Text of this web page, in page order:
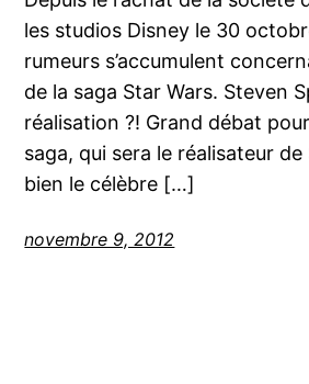
les studios Disney le 30
rumeurs s’accumulent
de la saga Star Wars. Steven
réalisation ?! Grand débat
saga, qui sera le réalisateur de
bien le célèbre […]
novembre 9, 2012